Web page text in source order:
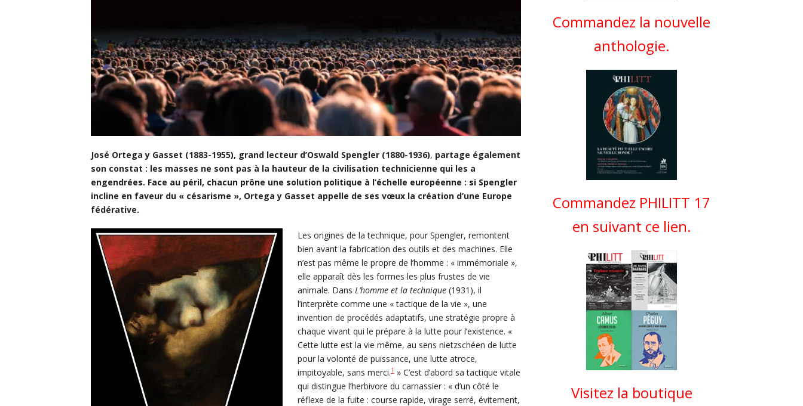
José Ortega y Gasset (1883-1955), grand lecteur d’Oswald Spengler (1880-1936), partage également
son constat : les masses ne sont pas à la hauteur de la civilisation technicienne qui les a
engendrées. Face au péril, chacun prône une solution politique à l’échelle européenne : si Spengler
incline en faveur du « césarisme », Ortega y Gasset appelle de ses vœux la création d’une Europe
fédérative.
Les origines de la technique, pour Spengler, remontent
bien avant la fabrication des outils et des machines. Elle
n’est pas même le propre de l’homme : « immémoriale »,
elle apparaît dès les formes les plus frustes de vie
animale. Dans L’homme et la technique (1931), il
l’interprète comme une « tactique de la vie », une
invention de procédés adaptatifs, une stratégie propre à
chaque vivant qui le prépare à la lutte pour l’existence. «
Cette lutte est la vie même, au sens nietzschéen de lutte
pour la volonté de puissance, une lutte atroce,
impitoyable, sans merci.1 » C’est d’abord sa tactique vitale
qui distingue l’herbivore du carnassier : « d’un côté le
réflexe de la fuite : course rapide, virage serré, évitement,
Commandez la nouvelle
anthologie.
Commandez PHILITT 17
en suivant ce lien.
Visitez la boutique